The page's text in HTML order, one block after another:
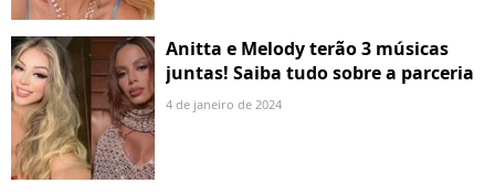
Anitta e Melody terão 3 músicas
juntas! Saiba tudo sobre a parceria
4 de janeiro de 2024